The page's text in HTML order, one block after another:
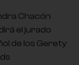
Chacón
el jurado
de los Gerety